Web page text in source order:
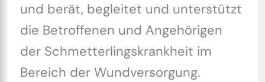
und berät, begleitet und unterstützt
die Betroffenen und Angehörigen
der Schmetterlingskrankheit im
Bereich der Wundversorgung.